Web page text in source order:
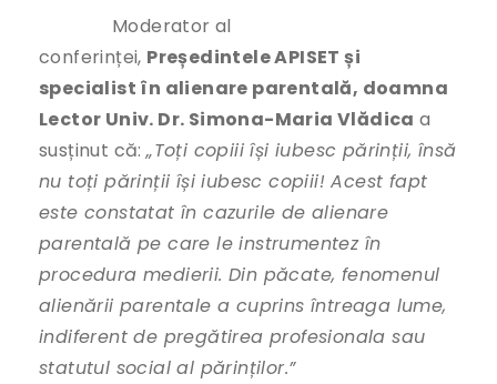
Moderator al
conferinței, Președintele APISET și
specialist în alienare parentală, doamna
Lector Univ. Dr. Simona-Maria Vlădica a
susținut că:„Toți copiii își iubesc părinții, însă
nu toți părinții își iubesc copiii! Acest fapt
este constatat în cazurile de alienare
parentală pe care le instrumentez în
procedura medierii. Din păcate, fenomenul
alienării parentale a cuprins întreaga lume,
indiferent de pregătirea profesionala sau
statutul social al părinților.”